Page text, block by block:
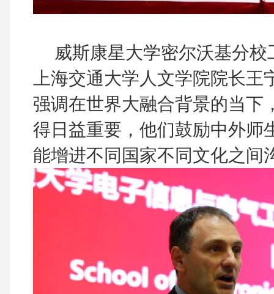
威斯康星大学密尔沃基分校
上海交通大学人文学院院长
强调在世界大融合背景的当下
得日益重要，他们鼓励中外师
能增进不同国家不同文化之